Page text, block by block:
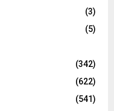
(3)
(5)
(342)
(622)
(541)